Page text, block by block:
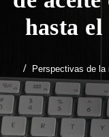
hasta el
Perspectivas de la